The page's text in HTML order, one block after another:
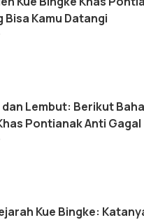
Kamu Datangi
Lembut: Berikut
Pontianak Anti Gagal
Kue Bingke: